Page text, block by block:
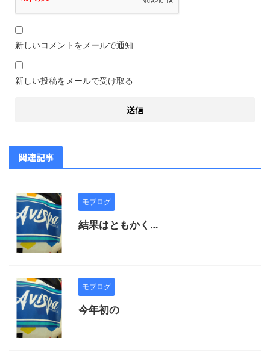
新しいコメントをメールで通知
新しい投稿をメールで受け取る
関連記事
モブログ
結果はともかく…
モブログ
今年初の